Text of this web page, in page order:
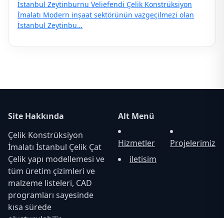
İstanbul Zeytinburnu Veliefendi Çelik Konstrüksiyon
İmalatı Modern inşaat sektörünün vazgeçilmezi olan
İstanbul Zeytinbu…
Site Hakkında
Çelik Konstrüksiyon
İmalatı İstanbul Çelik Çat
Çelik yapı modellemesi ve
tüm üretim çizimleri ve
malzeme listeleri, CAD
programları sayesinde
kısa sürede
Alt Menü
Hizmetler
Projelerimiz
iletisim